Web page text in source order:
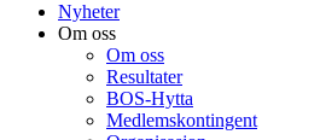
Nyheter
Om oss
Om oss
Resultater
BOS-Hytta
Medlemskontingent